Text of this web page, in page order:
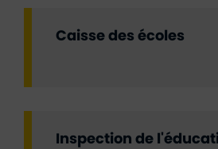
Caisse des écoles
Inspection de